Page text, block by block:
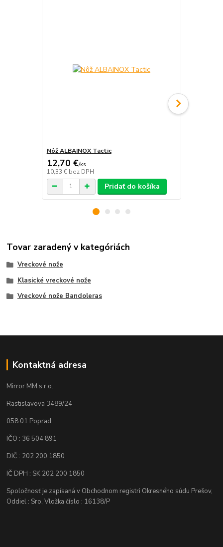
Nôž ALBAINOX Tactic
12,70 €/ks
10,33 € bez DPH
Pridať do košíka
Tovar zaradený v kategóriách
Vreckové nože
Klasické vreckové nože
Vreckové nože Bandoleras
Kontaktná adresa
Mirror MM s.r.o.
Rastislavova 3489/24
058 01 Poprad
IČO : 36 504 891
DIČ : 202 200 1850
IČ DPH : SK 202 200 1850
Spoločnosť je zapísaná v Obchodnom registri Okresného súdu Prešov,
Oddiel : Sro, Vložka číslo : 16138/P